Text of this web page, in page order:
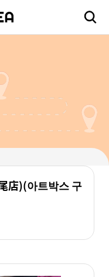
店)(아트박스 구